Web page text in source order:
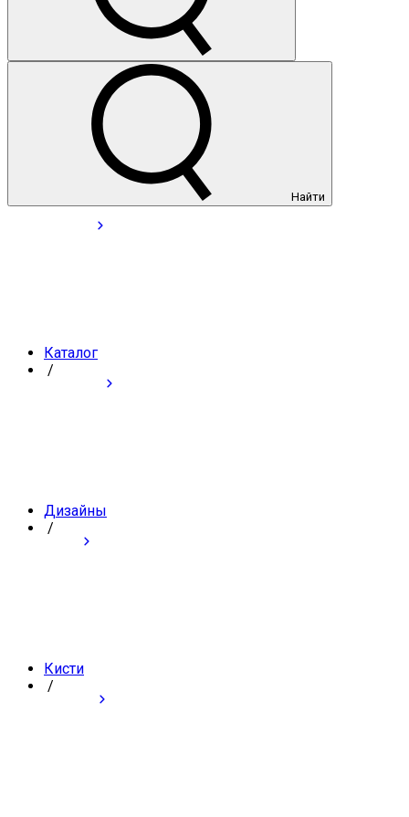
Найти
Каталог
/
Дизайны
/
Кисти
/